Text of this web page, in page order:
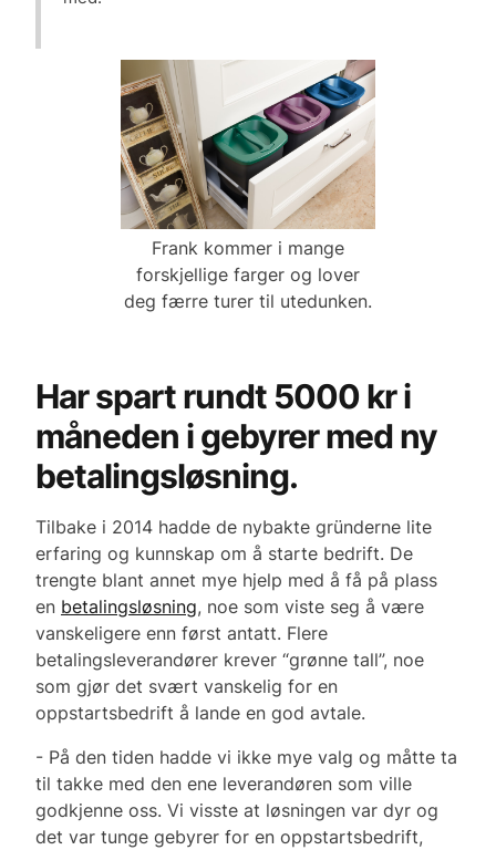
Frank kommer i mange
forskjellige farger og lover
deg færre turer til utedunken.
Har spart rundt 5000 kr i
måneden i gebyrer med ny
betalingsløsning.
Tilbake i 2014 hadde de nybakte gründerne lite
erfaring og kunnskap om å starte bedrift. De
trengte blant annet mye hjelp med å få på plass
en betalingsløsning, noe som viste seg å være
vanskeligere enn først antatt. Flere
betalingsleverandører krever “grønne tall”, noe
som gjør det svært vanskelig for en
oppstartsbedrift å lande en god avtale.
- På den tiden hadde vi ikke mye valg og måtte ta
til takke med den ene leverandøren som ville
godkjenne oss. Vi visste at løsningen var dyr og
det var tunge gebyrer for en oppstartsbedrift,